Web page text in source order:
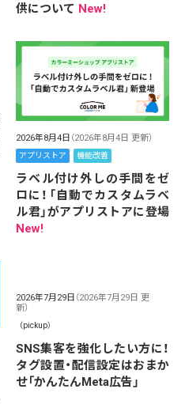
供について New!
2026年8月4日 （2026年8月4日 更新）
アプリストア 機能改善
ラベル付け外しの手間をゼ
ロに！「自動でカスタムラベ
ル君」がアプリストアに登場
New!
2026年7月29日 （2026年7月29日 更
新）
（pickup）
SNS集客を強化したい方に！
タグ設置・配信設定はおまか
せ「かんたんMeta広告」